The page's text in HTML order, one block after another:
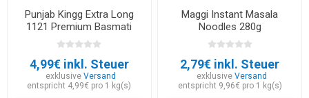
Punjab Kingg Extra Long
1121 Premium Basmati
Rice 1kg
4,99€ inkl. Steuer
exklusiveVersand
entspricht 4,99€ pro 1 kg(s)
Maggi Instant Masala
Noodles 280g
2,79€ inkl. Steuer
exklusive Versand
entspricht 9,96€ pro 1 kg(s)